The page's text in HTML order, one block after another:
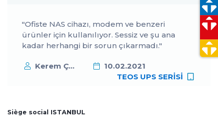
"Ofiste NAS cihazı, modem ve benzeri
ürünler için kullanılıyor. Sessiz ve şu ana
kadar herhangi bir sorun çıkarmadı."
Kerem Ç...
10.02.2021
TEOS UPS SERİSİ
Siège social ISTANBUL